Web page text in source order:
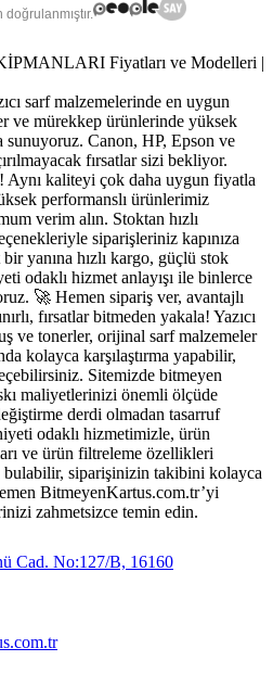
doğrulanmıştır.
sarf malzemelerinde en uygun
ve mürekkep ürünlerinde yüksek
Canon, HP, Epson ve
fırsatlar sizi bekliyor.
Aynı kaliteyi çok daha uygun fiyatla
performanslı ürünlerimiz
verim alın. Stoktan hızlı
siparişleriniz kapınıza
yanına hızlı kargo, güçlü stok
odaklı hizmet anlayışı ile binlerce
🚀 Hemen sipariş ver, avantajlı
fırsatlar bitmeden yakala! Yazıcı
ve tonerler, orijinal sarf malzemeler
kolayca karşılaştırma yapabilir,
Sitemizde bitmeyen
maliyetlerinizi önemli ölçüde
derdi olmadan tasarruf
odaklı hizmetimizle, ürün
ve ürün filtreleme özellikleri
bulabilir, siparişinizin takibini kolayca
BitmeyenKartus.com.tr’yi
zahmetsizce temin edin.
Cad. No:127/B, 16160